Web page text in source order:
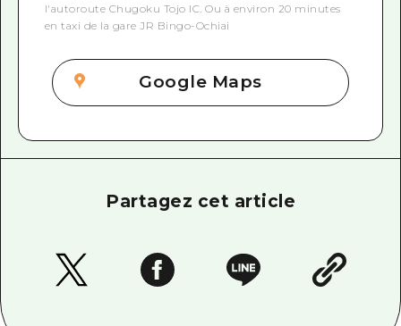
l'autoroute Chugoku Tojo IC. Ou à environ 20 minutes
en taxi de la gare JR Bingo-Ochiai
Google Maps
Partagez cet article